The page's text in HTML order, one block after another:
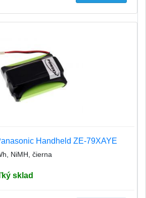
Handheld ZE-79XAYE
NiMH, čierna
sklad